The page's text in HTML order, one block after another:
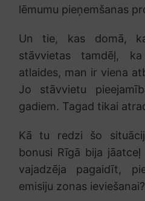
lēmumu pieņemšanas
Un tie, kas domā,
stāvvietas tamdēļ,
atlaides, man ir viena
Jo stāvvietu
gadiem. Tagad tikai
Kā tu redzi šo
bonusi Rīgā bija
vajadzēja pagaidīt,
emisiju zonas ieviešanai?